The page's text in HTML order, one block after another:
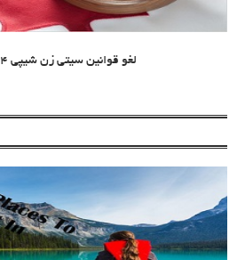
لغو قوانین سیتی زن شیپی C24 کانادا